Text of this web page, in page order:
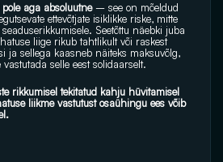
aga absoluutne – see on mõeldud
ettevõtjate isiklikke riske, mitte
Seetõttu näebki juba
liige rikub tahtlikult või raskest
ja sellega kaasneb näiteks maksuvõlg,
selle eest solidaarselt.
rikkumisel tekitatud kahju hüvitamisel
liikme vastutust osaühingu ees võib